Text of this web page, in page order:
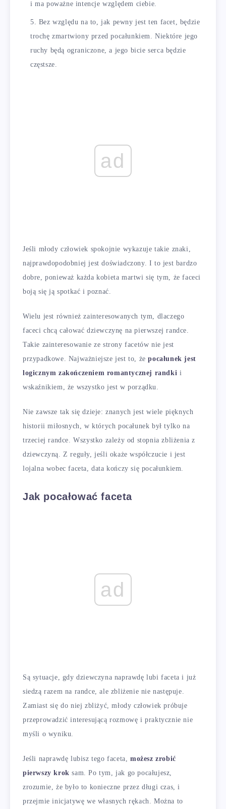
i ma poważne intencje względem ciebie.
Bez względu na to, jak pewny jest ten facet, będzie
trochę zmartwiony przed pocałunkiem. Niektóre jego
ruchy będą ograniczone, a jego bicie serca będzie
częstsze.
ad
Jeśli młody człowiek spokojnie wykazuje takie znaki,
najprawdopodobniej jest doświadczony. I to jest bardzo
dobre, ponieważ każda kobieta martwi się tym, że faceci
boją się ją spotkać i poznać.
Wielu jest również zainteresowanych tym, dlaczego
faceci chcą całować dziewczynę na pierwszej randce.
Takie zainteresowanie ze strony facetów nie jest
przypadkowe. Najważniejsze jest to, żepocałunek jest
logicznym zakończeniem romantycznej randki i
wskaźnikiem, że wszystko jest w porządku.
Nie zawsze tak się dzieje: znanych jest wiele pięknych
historii miłosnych, w których pocałunek był tylko na
trzeciej randce. Wszystko zależy od stopnia zbliżenia z
dziewczyną. Z reguły, jeśli okaże współczucie i jest
lojalna wobec faceta, data kończy się pocałunkiem.
Jak pocałować faceta
ad
Są sytuacje, gdy dziewczyna naprawdę lubi faceta i już
siedzą razem na randce, ale zbliżenie nie następuje.
Zamiast się do niej zbliżyć, młody człowiek próbuje
przeprowadzić interesującą rozmowę i praktycznie nie
myśli o wyniku.
Jeśli naprawdę lubisz tego faceta, możesz zrobić
pierwszy krok sam. Po tym, jak go pocałujesz,
zrozumie, że było to konieczne przez długi czas, i
przejmie inicjatywę we własnych rękach. Można to